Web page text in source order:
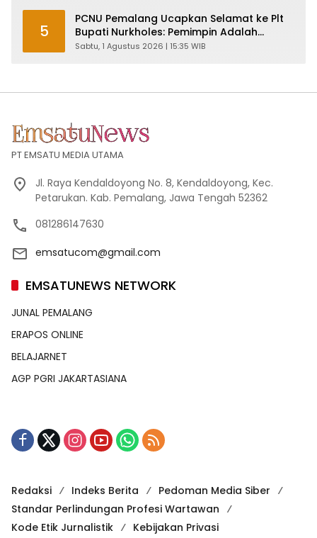
5
PCNU Pemalang Ucapkan Selamat ke Plt
Bupati Nurkholes: Pemimpin Adalah
Pelayan Rakyat!
Sabtu, 1 Agustus 2026 | 15:35 WIB
PT EMSATU MEDIA UTAMA
Jl. Raya Kendaldoyong No. 8, Kendaldoyong, Kec.
Petarukan. Kab. Pemalang, Jawa Tengah 52362
081286147630
emsatucom@gmail.com
EMSATUNEWS NETWORK
JUNAL PEMALANG
ERAPOS ONLINE
BELAJARNET
AGP PGRI JAKARTASIANA
Redaksi Indeks Berita
Pedoman Media Siber
Standar Perlindungan Profesi Wartawan
Kode Etik Jurnalistik
Kebijakan Privasi